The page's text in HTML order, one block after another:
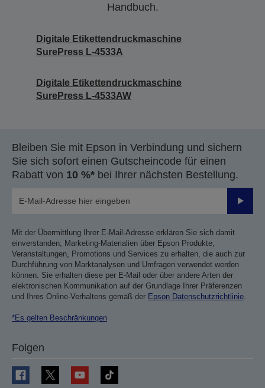
Handbuch.
Digitale Etikettendruckmaschine
SurePress L-4533A
Digitale Etikettendruckmaschine
SurePress L-4533AW
Bleiben Sie mit Epson in Verbindung und sichern
Sie sich sofort einen Gutscheincode für einen
Rabatt von 10 %* bei Ihrer nächsten Bestellung.
Mit der Übermittlung Ihrer E-Mail-Adresse erklären Sie sich damit
einverstanden, Marketing-Materialien über Epson Produkte,
Veranstaltungen, Promotions und Services zu erhalten, die auch zur
Durchführung von Marktanalysen und Umfragen verwendet werden
können. Sie erhalten diese per E-Mail oder über andere Arten der
elektronischen Kommunikation auf der Grundlage Ihrer Präferenzen
und Ihres Online-Verhaltens gemäß der Epson Datenschutzrichtlinie
*Es gelten Beschränkungen
Folgen